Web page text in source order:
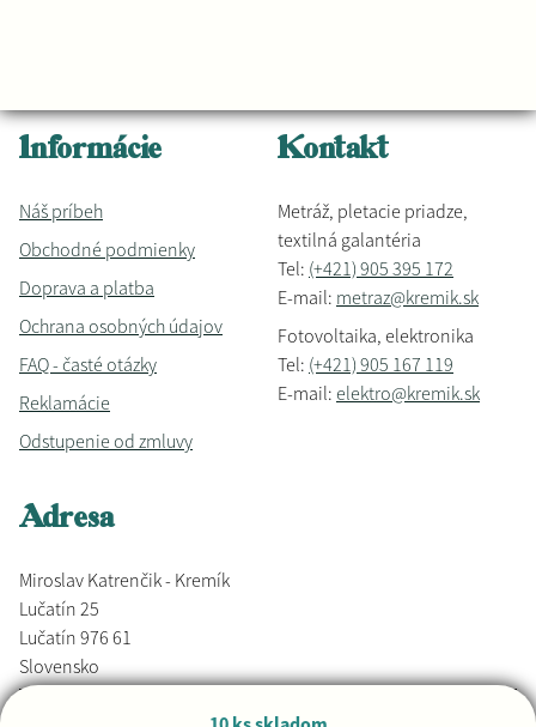
Informácie
Náš príbeh
Obchodné podmienky
Doprava a platba
Ochrana osobných údajov
FAQ - časté otázky
Reklamácie
Odstupenie od zmluvy
Kontakt
Metráž, pletacie priadze,
textilná galantéria
Tel: (+421) 905 395 172
E-mail: metraz@kremik.sk
Fotovoltaika, elektronika
Tel: (+421) 905 167 119
E-mail: elektro@kremik.sk
Adresa
Miroslav Katrenčik - Kremík
Lučatín 25
Lučatín 976 61
Slovensko